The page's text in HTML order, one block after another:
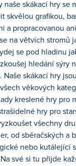
naše skákací hry se
skvělou grafikou,
a propracovanou
na větvích stromů
se pod hladinu
hledání sýry
Naše skákací hry
věkových
kreslené hry pro
hry pro
všechny
od sběračských a
nebo kutálející
své si tu přijde